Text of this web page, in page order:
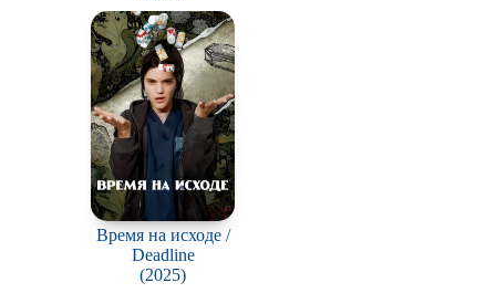
Время на исходе /
Deadline
(2025)